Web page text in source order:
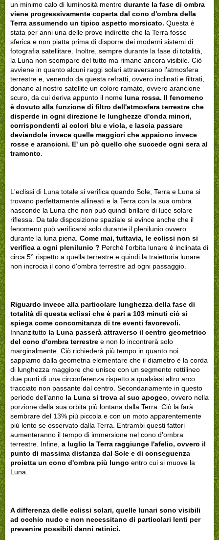
un minimo calo di luminosità mentre durante la fase di ombra
viene progressivamente coperta dal cono d'ombra della
Terra assumendo un tipico aspetto morsicato. Questa è
stata per anni una delle prove indirette che la Terra fosse
sferica e non piatta prima di disporre dei moderni sistemi di
fotografia satellitare. Inoltre, sempre durante la fase di totalità,
la Luna non scompare del tutto ma rimane ancora visibile. Ciò
avviene in quanto alcuni raggi solari attraversano l'atmosfera
terrestre e, venendo da questa refratti, ovvero inclinati e filtrati,
donano al nostro satellite un colore ramato, ovvero arancione
scuro, da cui deriva appunto il nome luna rossa. Il fenomeno
è dovuto alla funzione di filtro dell'atmosfera terrestre che
disperde in ogni direzione le lunghezze d'onda minori,
corrispondenti ai colori blu e viola, e lascia passare
deviandole invece quelle maggiori che appaiono invece
rosse e arancioni. E' un pò quello che succede ogni sera al
tramonto
L'eclissi di Luna totale si verifica quando Sole, Terra e Luna si
trovano perfettamente allineati e la Terra con la sua ombra
nasconde la Luna che non può quindi brillare di luce solare
riflessa. Da tale disposizione spaziale si evince anche che il
fenomeno può verificarsi solo durante il plenilunio ovvero
durante la luna piena. Come mai, tuttavia, le eclissi non si
verifica a ogni plenilunio ? Perchè l'orbita lunare è inclinata di
circa 5° rispetto a quella terrestre e quindi la traiettoria lunare
non incrocia il cono d'ombra terrestre ad ogni passaggio.
Riguardo invece alla particolare lunghezza della fase di
totalità di questa eclissi che è pari a 103 minuti ciò si
spiega come concomitanza di tre eventi favorevoli.
Innanzitutto la Luna passerà attraverso il centro geometrico
del cono d'ombra terrestre e non lo incontrerà solo
marginalmente. Ciò richiederà più tempo in quanto noi
sappiamo dalla geometria elementare che il diametro è la corda
di lunghezza maggiore che unisce con un segmento rettilineo
due punti di una circonferenza rispetto a qualsiasi altro arco
tracciato non passante dal centro. Secondariamente in questo
periodo dell'anno la Luna si trova al suo apogeo , ovvero nella
porzione della sua orbita più lontana dalla Terra. Ciò la farà
sembrare del 13% più piccola e con un moto apparentemente
più lento se osservato dalla Terra. Entrambi questi fattori
aumenteranno il tempo di immersione nel cono d'ombra
terrestre. Infine, a luglio la Terra raggiunge l'afelio, ovvero il
punto di massima distanza dal Sole e di conseguenza
proietta un cono d'ombra più lungo entro cui si muove la
Luna.
A differenza delle eclissi solari, quelle lunari sono visibili
ad occhio nudo e non necessitano di particolari lenti per
prevenire possibili danni retinici.